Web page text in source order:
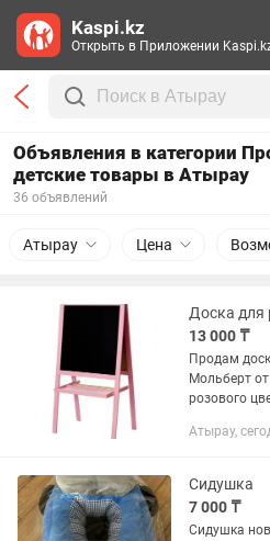
Объявления в категории
детские товары в Атырау
36 объявлений
Атырау Цена
13 000 ₸
Продам
Мольберт
розового
Атырау,
Сидушка
7 000 ₸
Сидушка
Kaspi.kz
Открыть в Приложении